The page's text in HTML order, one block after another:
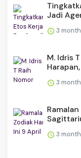
Jadi
3
M. Idris
3
3